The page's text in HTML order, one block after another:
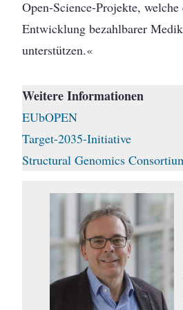
Open-Science-Projekte,
Entwicklung bezahlbarer
unterstützen.«
Weitere Informationen
EUbOPEN
Target-2035-Initiative
Structural Genomics